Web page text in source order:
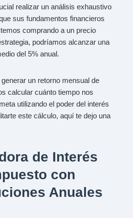
realizar un análisis exhaustivo
sus fundamentos financieros
comprando a un precio
podríamos alcanzar una
del 5% anual.
un retorno mensual de
calcular cuánto tiempo nos
utilizando el poder del interés
este cálculo, aquí te dejo una
de Interés
con
Anuales